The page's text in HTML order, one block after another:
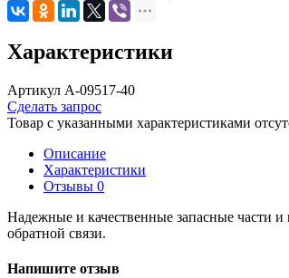
Характеристики
Артикул A-09517-40
Сделать запрос
Товар с указанными характеристиками
Описание
Характеристики
Отзывы 0
Надежные и качественные запасные части
обратной связи.
Напишите отзыв